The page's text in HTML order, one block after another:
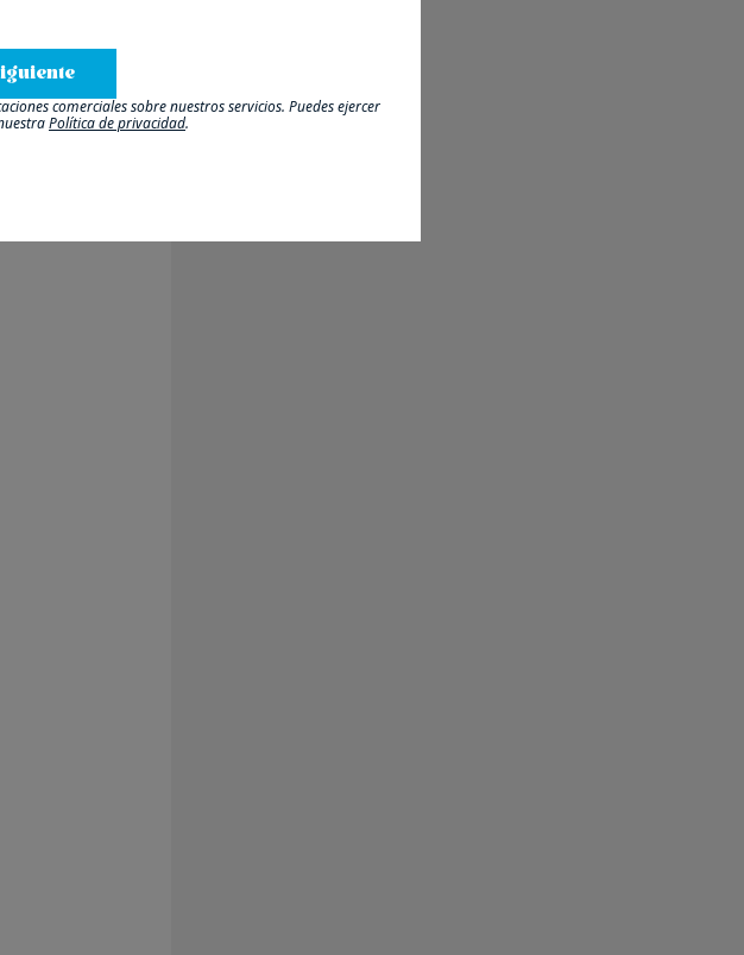
comerciales sobre nuestros servicios. Puedes ejercer
Política de privacidad.